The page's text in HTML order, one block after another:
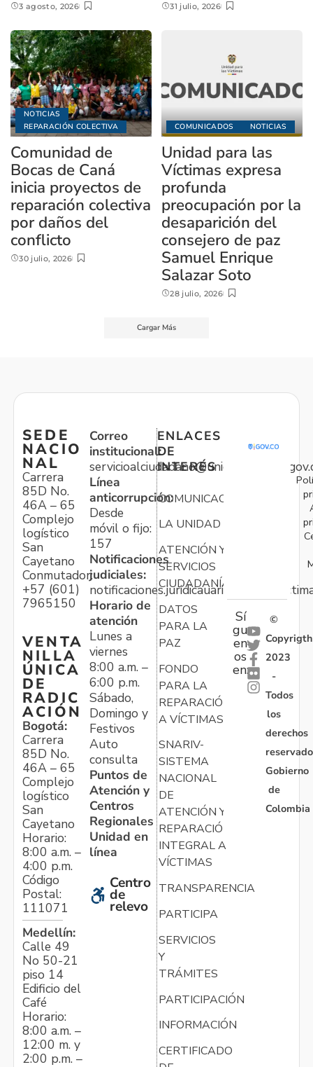
3 agosto, 2026 31 julio, 2026
NOTICIAS
REPARACIÓN COLECTIVA
Comunidad de
Bocas de Caná
inicia proyectos de
reparación colectiva
por daños del
conflicto
30 julio, 2026
COMUNICADOS NOTICIAS
Unidad para las
Víctimas expresa
profunda
preocupación por la
desaparición del
consejero de paz
Samuel Enrique
Salazar Soto
28 julio, 2026
Cargar Más
SEDE
NACIO
NAL
Carrera
85D No.
46A – 65
Complejo
logístico
San
Cayetano
Conmutador:
+57 (601)
7965150
VENTA
NILLA
ÚNICA
DE
RADIC
ACIÓN
Bogotá:
Carrera
85D No.
46A – 65
Complejo
logístico
San
Cayetano
Horario:
8:00 a.m. –
4:00 p.m.
Código
Postal:
111071
Medellín:
Calle 49
No 50-21
piso 14
Edificio del
Café
Horario:
8:00 a.m. –
12:00 m. y
2:00 p.m. –
Correo
institucional:
Línea
anticorrupción:
Desde
móvil o fijo:
157
Notificaciones
judiciales:
Horario de
atención
Lunes a
viernes
8:00 a.m. –
6:00 p.m.
Sábado,
Domingo y
Festivos
Auto
consulta
Puntos de
Atención y
Centros
Regionales
Unidad en
línea
Centro
de
relevo
ENLACES
DE
INTERÉS
COMUNICACIONES
LA UNIDAD
ATENCIÓN Y
SERVICIOS
CIUDADANÍA
DATOS
PARA LA
PAZ
FONDO
PARA LA
REPARACIÓN
A VÍCTIMAS
SNARIV-
SISTEMA
NACIONAL
DE
ATENCIÓN Y
REPARACIÓN
INTEGRAL A
VÍCTIMAS
TRANSPARENCIA
PARTICIPA
SERVICIOS
Y
TRÁMITES
PARTICIPACIÓN
INFORMACIÓN
CERTIFICADO
Sí
gu
en
os
en:
©
Copyrigth
2023
-
Todos
los
derechos
Gobierno
de
Colombia